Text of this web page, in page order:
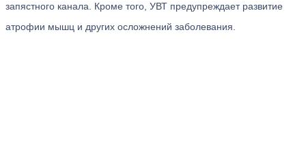
запястного канала. Кроме того, УВТ предупреждает развитие
атрофии мышц и других осложнений заболевания.